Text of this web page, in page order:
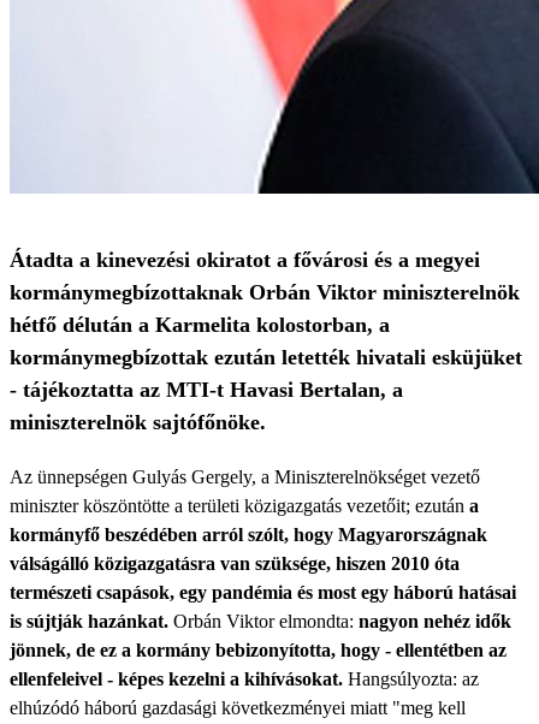
Átadta a kinevezési okiratot a fővárosi és a megyei
kormánymegbízottaknak Orbán Viktor miniszterelnök
hétfő délután a Karmelita kolostorban, a
kormánymegbízottak ezután letették hivatali esküjüket
- tájékoztatta az MTI-t Havasi Bertalan, a
miniszterelnök sajtófőnöke.
Az ünnepségen Gulyás Gergely, a Miniszterelnökséget vezető
miniszter köszöntötte a területi közigazgatás vezetőit; ezután a
kormányfő beszédében arról szólt, hogy Magyarországnak
válságálló közigazgatásra van szüksége, hiszen 2010 óta
természeti csapások, egy pandémia és most egy háború hatásai
is sújtják hazánkat. Orbán Viktor elmondta: nagyon nehéz idők
jönnek, de ez a kormány bebizonyította, hogy - ellentétben az
ellenfeleivel - képes kezelni a kihívásokat. Hangsúlyozta: az
elhúzódó háború gazdasági következményei miatt "meg kell